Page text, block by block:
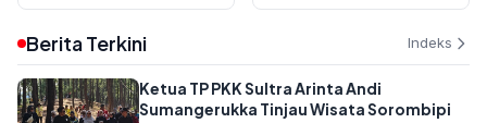
Berita Terkini Indeks
Ketua TP PKK Sultra Arinta Andi
Sumangerukka Tinjau Wisata Sorombipi